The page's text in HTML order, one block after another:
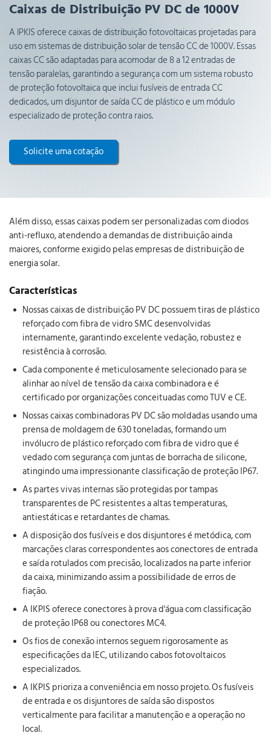
Caixas de Distribuição PV DC de 1000V
A IPKIS oferece caixas de distribuição fotovoltaicas projetadas para
uso em sistemas de distribuição solar de tensão CC de 1000V. Essas
caixas CC são adaptadas para acomodar de 8 a 12 entradas de
tensão paralelas, garantindo a segurança com um sistema robusto
de proteção fotovoltaica que inclui fusíveis de entrada CC
dedicados, um disjuntor de saída CC de plástico e um módulo
especializado de proteção contra raios.
Solicite uma cotação
Além disso, essas caixas podem ser personalizadas com diodos
anti-refluxo, atendendo a demandas de distribuição ainda
maiores, conforme exigido pelas empresas de distribuição de
energia solar.
Características
Nossas caixas de distribuição PV DC possuem tiras de plástico
reforçado com fibra de vidro SMC desenvolvidas
internamente, garantindo excelente vedação, robustez e
resistência à corrosão.
Cada componente é meticulosamente selecionado para se
alinhar ao nível de tensão da caixa combinadora e é
certificado por organizações conceituadas como TUV e CE.
Nossas caixas combinadoras PV DC são moldadas usando uma
prensa de moldagem de 630 toneladas, formando um
invólucro de plástico reforçado com fibra de vidro que é
vedado com segurança com juntas de borracha de silicone,
atingindo uma impressionante classificação de proteção IP67.
As partes vivas internas são protegidas por tampas
transparentes de PC resistentes a altas temperaturas,
antiestáticas e retardantes de chamas.
A disposição dos fusíveis e dos disjuntores é metódica, com
marcações claras correspondentes aos conectores de entrada
e saída rotulados com precisão, localizados na parte inferior
da caixa, minimizando assim a possibilidade de erros de
fiação.
A IKPIS oferece conectores à prova d'água com classificação
de proteção IP68 ou conectores MC4.
Os fios de conexão internos seguem rigorosamente as
especificações da IEC, utilizando cabos fotovoltaicos
especializados.
A IKPIS prioriza a conveniência em nosso projeto. Os fusíveis
de entrada e os disjuntores de saída são dispostos
verticalmente para facilitar a manutenção e a operação no
local.